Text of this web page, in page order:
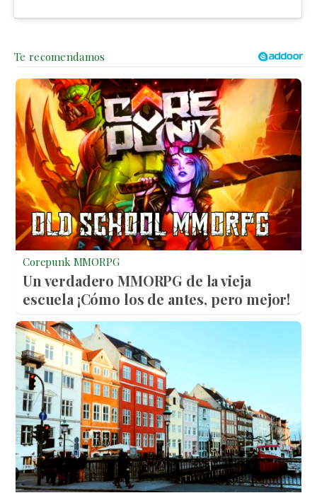
Corepunk MMORPG
Un verdadero MMORPG de la vieja
escuela ¡Cómo los de antes, pero mejor!